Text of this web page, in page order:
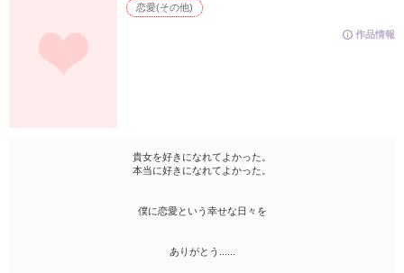
作品情報
恋愛(その他)
貴女を好きになれてよかった。
本当に好きになれてよかった。
僕に恋愛という幸せな日々を
ありがとう......